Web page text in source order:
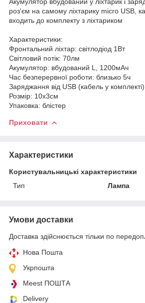
роз'єм на самому ліхтарику micro USB,
входить до комплекту з ліхтариком
Характеристики:
Фронтальний ліхтар: світлодіод 1Вт
Світловий потік: 70лм
Акумулятор: вбудований L, 1200мАч
Час безперервної роботи: близько 5ч
Заряджання від USB (кабель у комплекті)
Розмір: 10х3см
Упаковка: блістер
Приховати
Характеристики
Користувальницькі характеристики
Тип
Лампа
Умови доставки
Доставка здійснюється тільки по
Нова Пошта
Укрпошта
Meest ПОШТА
Delivery